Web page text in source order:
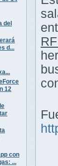
del
d...
12
con
...